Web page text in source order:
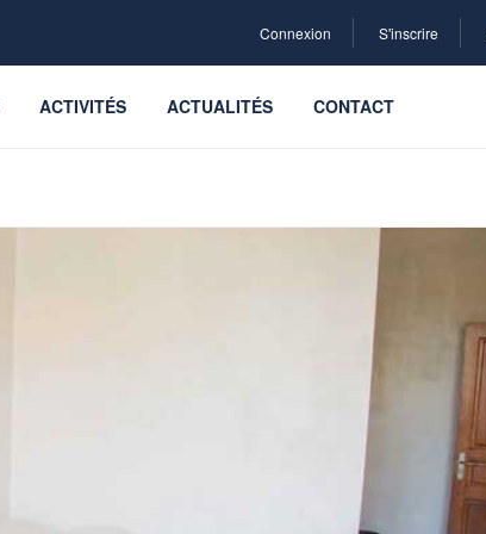
Connexion S'inscrire
ACTIVITÉS ACTUALITÉS CONTACT